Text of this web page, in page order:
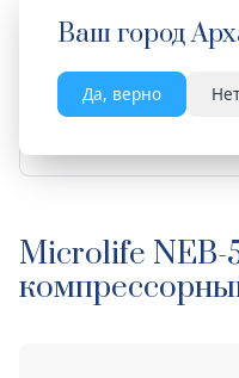
Ваш город
Да, верно
Весь сайт
Microlife NEB-